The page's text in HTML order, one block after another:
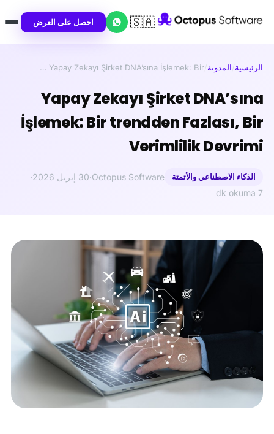
🇸🇦 احصل على العرض
الرئيسية/المدونة/
Yapay Zekayı Şirket DNA’sına İşlemek: Bir …
Yapay Zekayı Şirket DNA’sına
İşlemek: Bir trendden Fazlası, Bir
Verimlilik Devrimi
الذكاء الاصطناعي والأتمتة Octopus Software
·30 إبريل 2026
·
7 dk okuma